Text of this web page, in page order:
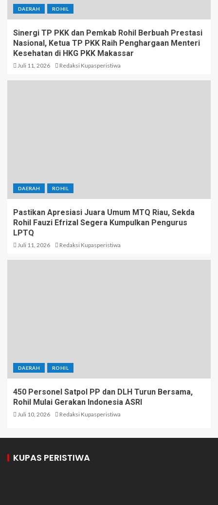
DAERAH ROHIL
Sinergi TP PKK dan Pemkab Rohil Berbuah Prestasi
Nasional, Ketua TP PKK Raih Penghargaan Menteri
Kesehatan di HKG PKK Makassar
Juli 11, 2026 Redaksi Kupasperistiwa
DAERAH ROHIL
Pastikan Apresiasi Juara Umum MTQ Riau, Sekda
Rohil Fauzi Efrizal Segera Kumpulkan Pengurus
LPTQ
Juli 11, 2026 Redaksi Kupasperistiwa
DAERAH ROHIL
450 Personel Satpol PP dan DLH Turun Bersama,
Rohil Mulai Gerakan Indonesia ASRI
Juli 10, 2026 Redaksi Kupasperistiwa
KUPAS PERISTIWA